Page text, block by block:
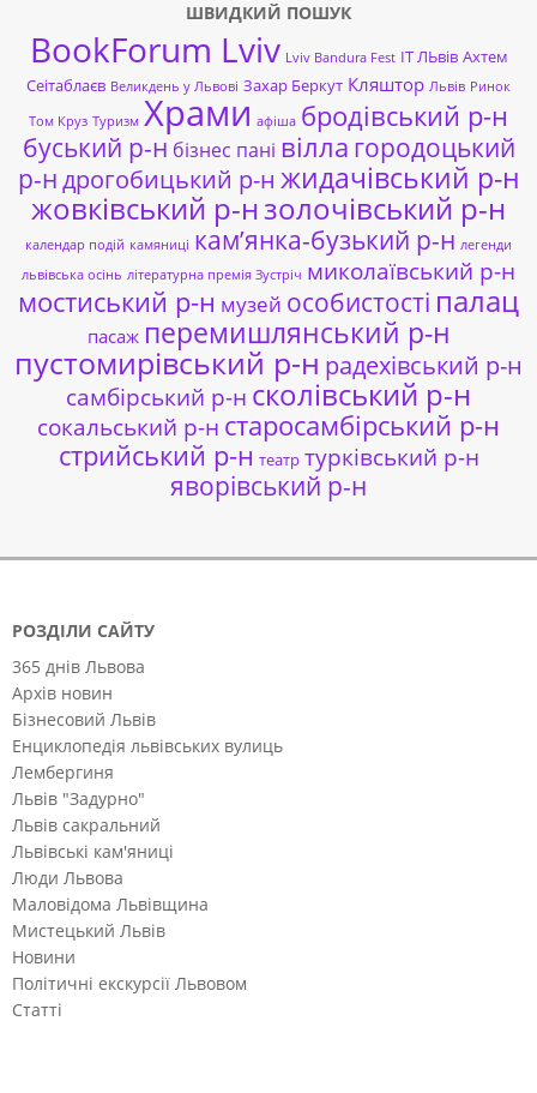
ШВИДКИЙ ПОШУК
BookForum Lviv Lviv Bandura Fest ІТ ЛЬвів Ахтем
Сеітаблаєв Великдень у Львові Захар Беркут Кляштор Львів Ринок
Том Круз Туризм Храми афіша бродівський р-н
буський р-н бізнес пані вілла городоцький
р-ндрогобицький р-н жидачівський р-н
жовківський р-нзолочівський р-н
календар подій камяниці кам’янка-бузький р-н легенди
львівська осінь літературна премія Зустріч миколаївський р-н
мостиський р-н музей особистості палац
пасаж перемишлянський р-н
пустомирівський р-н радехівський р-н
самбірський р-н сколівський р-н
сокальський р-н старосамбірський р-н
стрийський р-н театр турківський р-н
яворівський р-н
РОЗДІЛИ САЙТУ
365 днів Львова
Архів новин
Бізнесовий Львів
Енциклопедія львівських вулиць
Лембергиня
Львів "Задурно"
Львів сакральний
Львівські кам'яниці
Люди Львова
Маловідома Львівщина
Мистецький Львів
Новини
Політичні екскурсії Львовом
Статті